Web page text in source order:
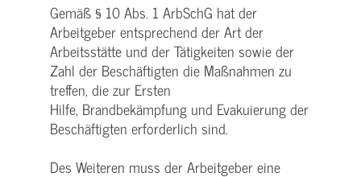
Gemäß § 10 Abs. 1 ArbSchG hat der
Arbeitgeber entsprechend der Art der
Arbeitsstätte und der Tätigkeiten sowie der
Zahl der Beschäftigten die Maßnahmen zu
treffen, die zur Ersten
Hilfe, Brandbekämpfung und Evakuierung der
Beschäftigten erforderlich sind.
Des Weiteren muss der Arbeitgeber eine